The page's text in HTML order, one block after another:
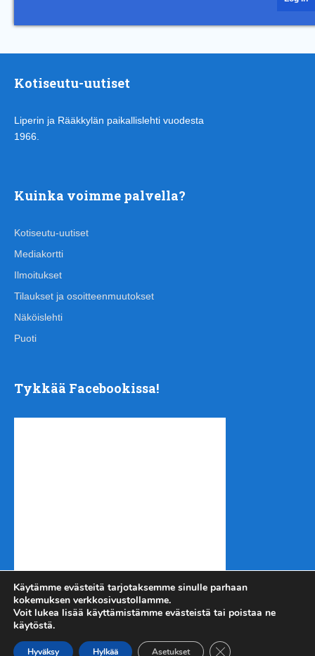
Kotiseutu-uutiset
Liperin ja Rääkkylän paikallislehti vuodesta
1966.
Kuinka voimme palvella?
Kotiseutu-uutiset
Mediakortti
Ilmoitukset
Tilaukset ja osoitteenmuutokset
Näköislehti
Puoti
Tykkää Facebookissa!
Kotiseutu-uutiset.comCopyright © 2026.
Käytämme evästeitä tarjotaksemme sinulle parhaan
kokemuksen verkkosivustollamme.
Voit lukea lisää käyttämistämme evästeistä tai poistaa ne
käytöstä.
Hyväksy Hylkää Asetukset Sulje evästebanneri